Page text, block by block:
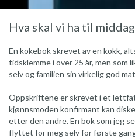
Hva skal vi ha til
En kokebok skrevet av en kokk,
tidsklemme i over 25 år, men
selv og familien sin virkelig god
Oppskriftene er skrevet i et
kjønnsmoden konfirmant kan
etter den andre. En bok som jeg
flyttet for meg selv for første